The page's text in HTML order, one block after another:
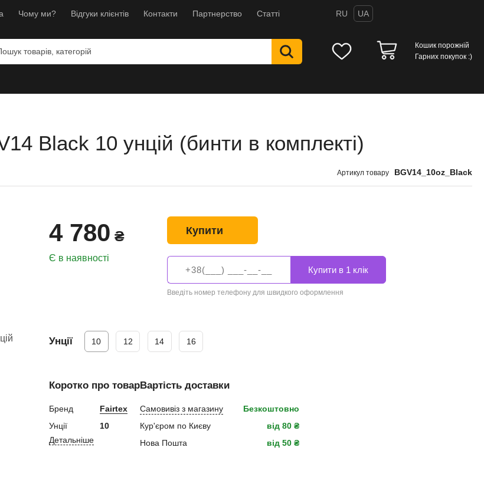
Чому ми? Відгуки клієнтів Контакти Партнерство Статті RU UA
Кошик порожній
Гарних покупок :)
Black 10 унцій (бинти в комплекті)
Артикул товару BGV14_10oz_Black
4 780 ₴
Є в наявності
Купити
Введіть номер телефону для швидкого оформлення
Унції 10 12 14 16
Коротко про товар
Бренд
Fairtex
Унції
10
Детальніше
Вартість доставки
Самовивіз з магазину
Безкоштовно
Кур'єром по Києву
від 80 ₴
Нова Пошта
від 50 ₴